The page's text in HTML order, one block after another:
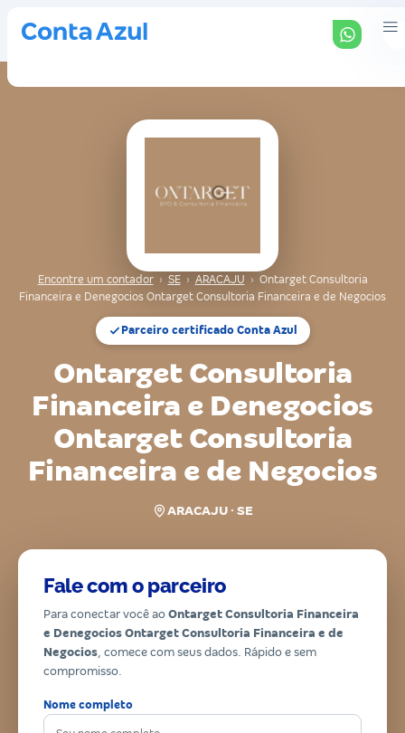
Encontre um contador › SE › ARACAJU › Ontarget Consultoria
Financeira e Denegocios Ontarget Consultoria Financeira e de Negocios
Parceiro certificado Conta Azul
Ontarget Consultoria
Financeira e Denegocios
Ontarget Consultoria
Financeira e de Negocios
ARACAJU · SE
Fale com o parceiro
Para conectar você ao Ontarget Consultoria Financeira
e Denegocios Ontarget Consultoria Financeira e de
Negocios, comece com seus dados. Rápido e sem
compromisso.
Nome completo